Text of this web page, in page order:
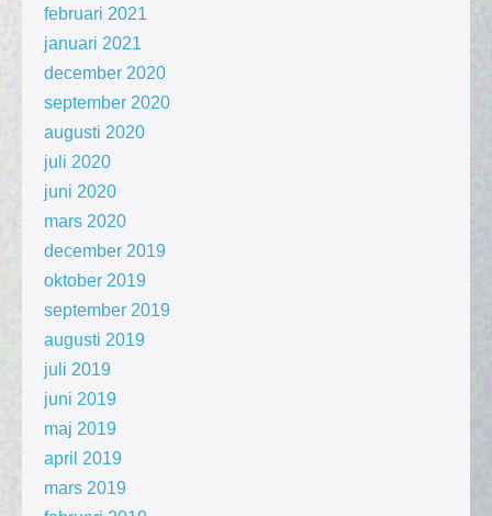
februari 2021
januari 2021
december 2020
september 2020
augusti 2020
juli 2020
juni 2020
mars 2020
december 2019
oktober 2019
september 2019
augusti 2019
juli 2019
juni 2019
maj 2019
april 2019
mars 2019